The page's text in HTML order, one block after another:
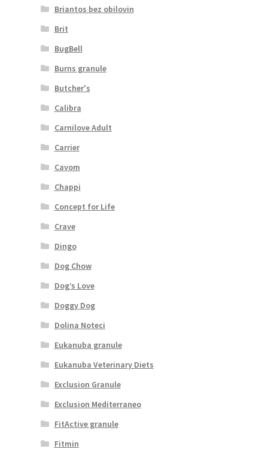
Briantos bez obilovin
Brit
BugBell
Burns granule
Butcher's
Calibra
Carnilove Adult
Carrier
Cavom
Chappi
Concept for Life
Crave
Dingo
Dog Chow
Dog’s Love
Doggy Dog
Dolina Noteci
Eukanuba granule
Eukanuba Veterinary Diets
Exclusion Granule
Exclusion Mediterraneo
FitActive granule
Fitmin